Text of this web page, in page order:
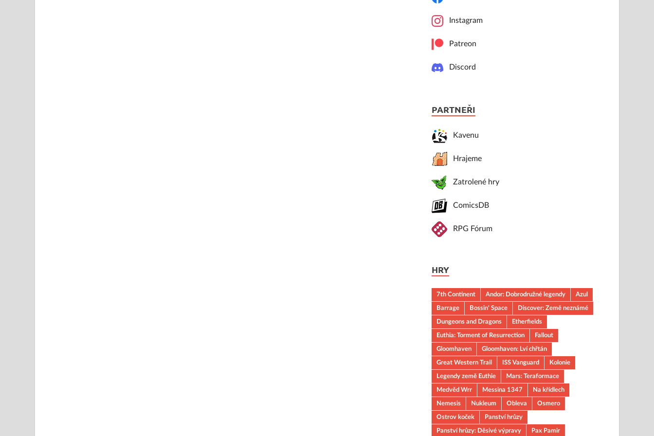
Instagram
Patreon
Discord
PARTNEŘI
Kavenu
Hrajeme
Zatrolené hry
ComicsDB
RPG Fórum
HRY
7th Continent Andor: Dobrodružné legendy
Azul
Barrage
Bossin' Space
Discover: Země neznámé
Dungeons and Dragons
Etherfields
Euthia: Torment of Resurrection
Fallout
Gloomhaven
Gloomhaven: Lví chřtán
Great Western Trail
ISS Vanguard
Kolonie
Legendy země Euthie
Mars: Teraformace
Medvěd Wrr
Messina 1347
Na křídlech
Nemesis
Nukleum Obleva
Osmero
Ostrov koček
Panství hrůzy
Panství hrůzy: Děsivé výpravy
Pax Pamir